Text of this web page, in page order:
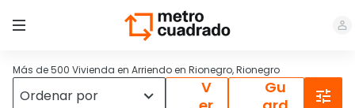
Más de 500 Vivienda en Arriendo en Rionegro, Rionegro
V
Gu